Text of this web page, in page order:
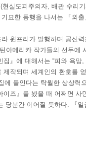
현실도피주의자, 배관 수리
묘한 동행을 나서는 「외
윈프리가 발행하며 공신
아메리카 작가들의 선두에
집』에 대해서는 “피와 욕
제작되며 세계인의 환호를
에 들인다는 탁월한 상상력
이즈』를 봤을 때 어쩌면 사
당분간 이어질 듯하다. 『